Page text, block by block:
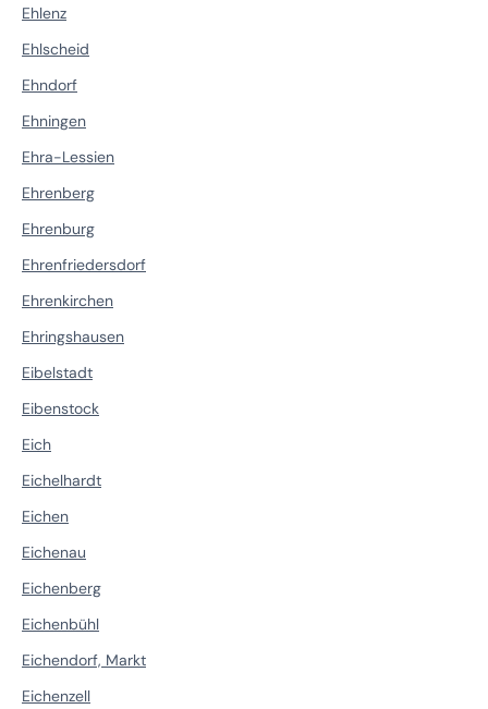
Ehlenz
Ehlscheid
Ehndorf
Ehningen
Ehra-Lessien
Ehrenberg
Ehrenburg
Ehrenfriedersdorf
Ehrenkirchen
Ehringshausen
Eibelstadt
Eibenstock
Eich
Eichelhardt
Eichen
Eichenau
Eichenberg
Eichenbühl
Eichendorf, Markt
Eichenzell